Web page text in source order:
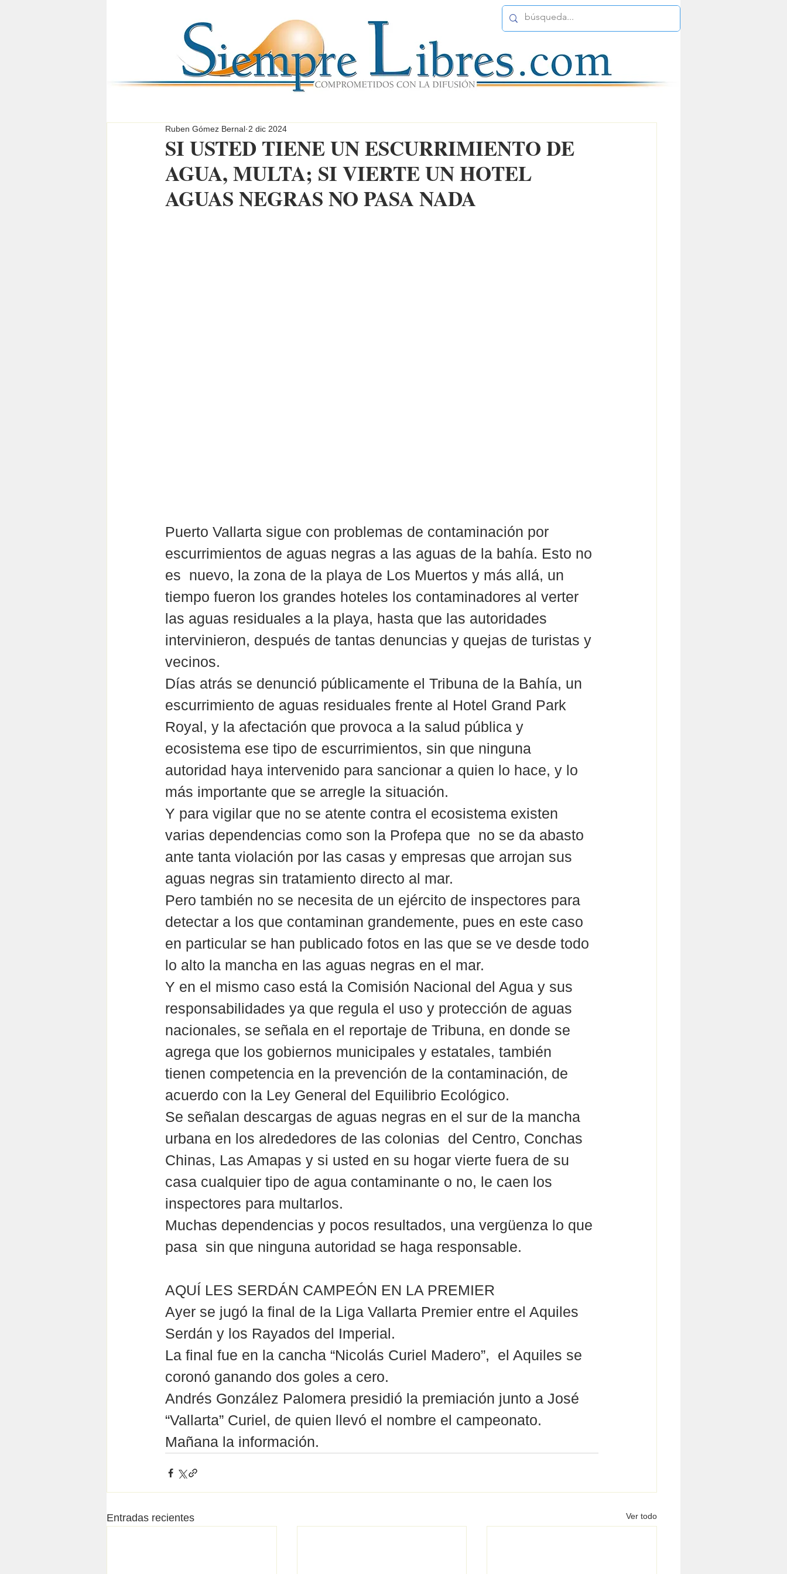
SI USTED TIENE UN ESCURRIMIENTO DE
AGUA, MULTA; SI VIERTE UN HOTEL
AGUAS NEGRAS NO PASA NADA
Ruben Gómez Bernal 2 dic 2024
Puerto Vallarta sigue con problemas de contaminación por
escurrimientos de aguas negras a las aguas de la bahía. Esto no
es  nuevo, la zona de la playa de Los Muertos y más allá, un
tiempo fueron los grandes hoteles los contaminadores al verter
las aguas residuales a la playa, hasta que las autoridades
intervinieron, después de tantas denuncias y quejas de turistas y
vecinos.
Días atrás se denunció públicamente el Tribuna de la Bahía, un
escurrimiento de aguas residuales frente al Hotel Grand Park
Royal, y la afectación que provoca a la salud pública y
ecosistema ese tipo de escurrimientos, sin que ninguna
autoridad haya intervenido para sancionar a quien lo hace, y lo
más importante que se arregle la situación.
Y para vigilar que no se atente contra el ecosistema existen
varias dependencias como son la Profepa que  no se da abasto
ante tanta violación por las casas y empresas que arrojan sus
aguas negras sin tratamiento directo al mar.
Pero también no se necesita de un ejército de inspectores para
detectar a los que contaminan grandemente, pues en este caso
en particular se han publicado fotos en las que se ve desde todo
lo alto la mancha en las aguas negras en el mar.
Y en el mismo caso está la Comisión Nacional del Agua y sus
responsabilidades ya que regula el uso y protección de aguas
nacionales, se señala en el reportaje de Tribuna, en donde se
agrega que los gobiernos municipales y estatales, también
tienen competencia en la prevención de la contaminación, de
acuerdo con la Ley General del Equilibrio Ecológico.
Se señalan descargas de aguas negras en el sur de la mancha
urbana en los alrededores de las colonias  del Centro, Conchas
Chinas, Las Amapas y si usted en su hogar vierte fuera de su
casa cualquier tipo de agua contaminante o no, le caen los
inspectores para multarlos.
Muchas dependencias y pocos resultados, una vergüenza lo que
pasa  sin que ninguna autoridad se haga responsable.
AQUÍ LES SERDÁN CAMPEÓN EN LA PREMIER
Ayer se jugó la final de la Liga Vallarta Premier entre el Aquiles
Serdán y los Rayados del Imperial.
La final fue en la cancha “Nicolás Curiel Madero”,  el Aquiles se
coronó ganando dos goles a cero.
Andrés González Palomera presidió la premiación junto a José
“Vallarta” Curiel, de quien llevó el nombre el campeonato.
Mañana la información.
Entradas recientes Ver todo